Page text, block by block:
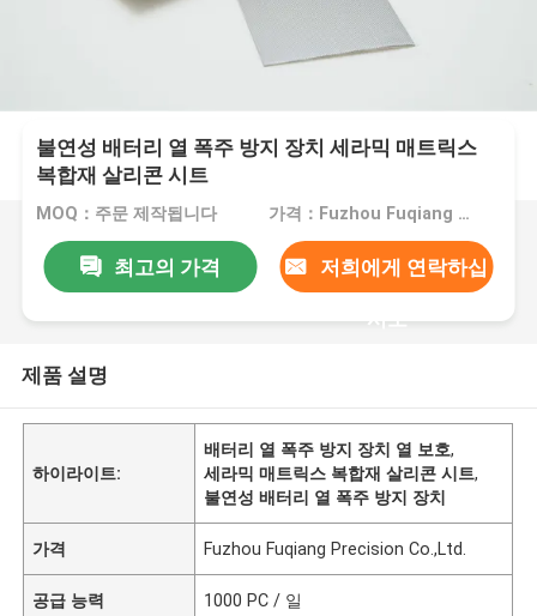
불연성 배터리 열 폭주 방지 장치 세라믹 매트릭스
복합재 살리콘 시트
MOQ：주문 제작됩니다 가격：Fuzhou Fuqiang Precision Co.,Ltd.
최고의 가격 저희에게 연락하십
시오
제품 설명
하이라이트:
배터리 열 폭주 방지 장치 열 보호,
세라믹 매트릭스 복합재 살리콘 시트,
불연성 배터리 열 폭주 방지 장치
가격 Fuzhou Fuqiang Precision Co.,Ltd.
공급 능력 1000 PC / 일